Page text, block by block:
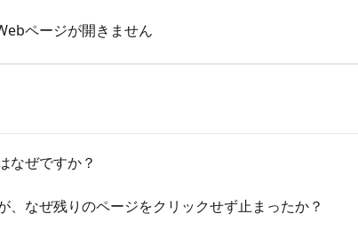
ページが開きません
なぜですか？
なぜ残りのページをクリックせず止まったか？